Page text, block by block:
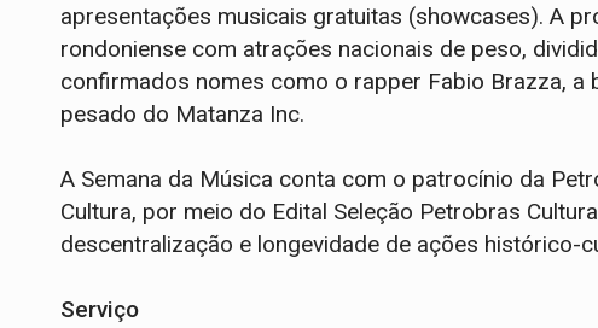
apresentações musicais gratuitas (showcases). A
rondoniense com atrações nacionais de peso,
confirmados nomes como o rapper Fabio Brazza,
pesado do Matanza Inc.
A Semana da Música conta com o patrocínio da
Cultura, por meio do Edital Seleção Petrobras
descentralização e longevidade de ações histórico-
Serviço